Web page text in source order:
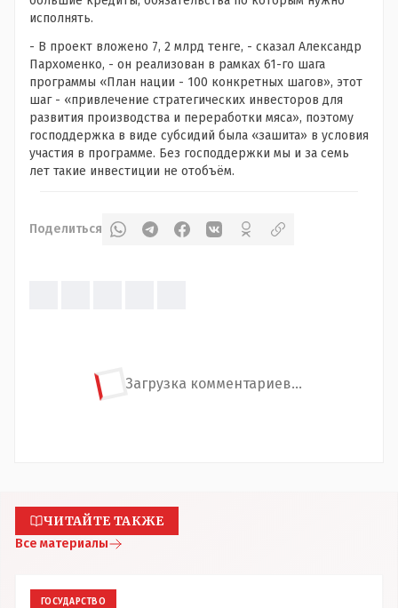
исполнять.
- В проект вложено 7, 2 млрд тенге, - сказал Александр
Пархоменко, - он реализован в рамках 61-го шага
программы «План нации - 100 конкретных шагов», этот
шаг - «привлечение стратегических инвесторов для
развития производства и переработки мяса», поэтому
господдержка в виде субсидий была «зашита» в условия
участия в программе. Без господдержки мы и за семь
лет такие инвестиции не отобъём.
Поделиться
Загрузка комментариев...
ЧИТАЙТЕ ТАКЖЕ
Все материалы
ГОСУДАРСТВО